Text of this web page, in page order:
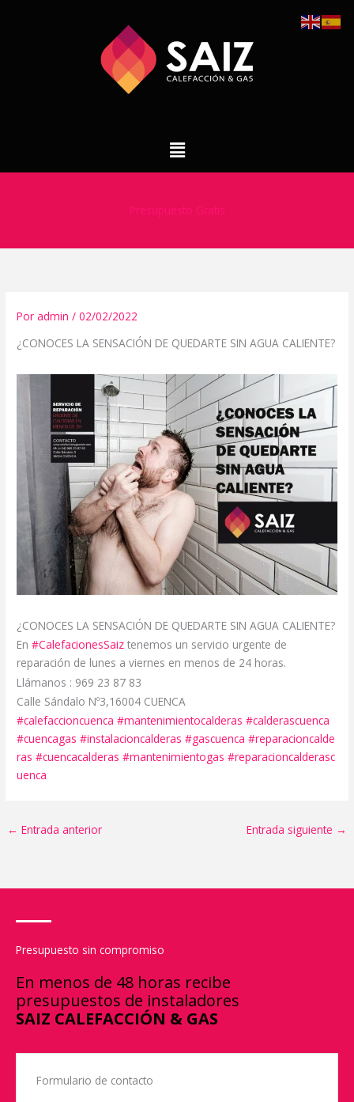
Menú
Presupuesto Gratis
Poradmin/02/02/2022
¿CONOCES LA SENSACIÓN DE QUEDARTE SIN AGUA CALIENTE?
¿CONOCES LA SENSACIÓN DE QUEDARTE SIN AGUA CALIENTE?
En#CalefacionesSaiz tenemos un servicio urgente de
reparación de lunes a viernes en menos de 24 horas.
Llámanos : 969 23 87 83
Calle Sándalo Nº3,16004 CUENCA
#calefaccioncuenca #mantenimientocalderas #calderascuenca
#cuencagas #instalacioncalderas #gascuenca #reparacioncalde
ras #cuencacalderas #mantenimientogas #reparacioncalderasc
uenca
← Entrada anterior Entrada siguiente →
Presupuesto sin compromiso
En menos de 48 horas recibe
presupuestos de instaladores
SAIZ CALEFACCIÓN & GAS
Formulario de contacto